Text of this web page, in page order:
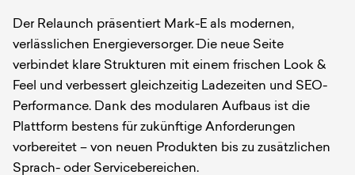
Der Relaunch präsentiert Mark-E als modernen,
verlässlichen Energieversorger. Die neue Seite
verbindet klare Strukturen mit einem frischen Look &
Feel und verbessert gleichzeitig Ladezeiten und SEO-
Performance. Dank des modularen Aufbaus ist die
Plattform bestens für zukünftige Anforderungen
vorbereitet – von neuen Produkten bis zu zusätzlichen
Sprach- oder Servicebereichen.